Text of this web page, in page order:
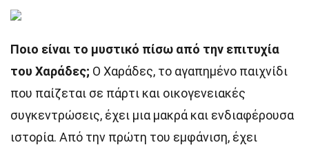
Ποιο είναι το μυστικό πίσω από την επιτυχία
του Χαράδες; Ο Χαράδες, το αγαπημένο παιχνίδι
που παίζεται σε πάρτι και οικογενειακές
συγκεντρώσεις, έχει μια μακρά και ενδιαφέρουσα
ιστορία. Από την πρώτη του εμφάνιση, έχει